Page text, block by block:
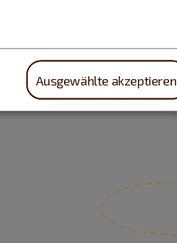
Ausgewählte akzeptieren